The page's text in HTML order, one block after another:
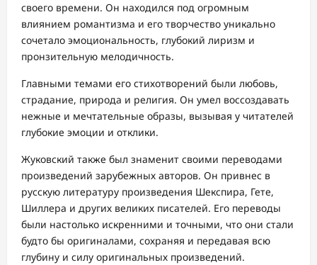
своего времени. Он находился под огромным
влиянием романтизма и его творчество уникально
сочетало эмоциональность, глубокий лиризм и
пронзительную мелодичность.
Главными темами его стихотворений были любовь,
страдание, природа и религия. Он умел воссоздавать
нежные и мечтательные образы, вызывая у читателей
глубокие эмоции и отклики.
Жуковский также был знаменит своими переводами
произведений зарубежных авторов. Он привнес в
русскую литературу произведения Шекспира, Гете,
Шиллера и других великих писателей. Его переводы
были настолько искренними и точными, что они стали
будто бы оригиналами, сохраняя и передавая всю
глубину и силу оригинальных произведений.